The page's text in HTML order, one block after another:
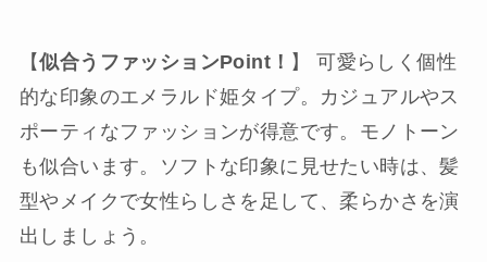
【似合うファッションPoint！ 】 可愛らしく個性
的な印象のエメラルド姫タイプ。カジュアルやス
ポーティなファッションが得意です。モノトーン
も似合います。ソフトな印象に見せたい時は、髪
型やメイクで女性らしさを足して、柔らかさを演
出しましょう。